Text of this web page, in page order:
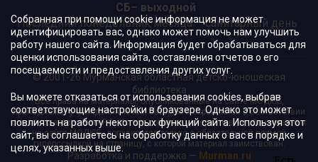
СБ– выходной
Последний понедельник месяца – санитарный день
© 2001-26 Мурманская областная детско-юношеская
библиотека
Все права на материалы, опубликованные на сайте МОДЮБ,
принадлежат учреждению и/или авторам и охраняются в соответствии
с законодательством РФ. Использование материалов, опубликованных
на сайте МОДЮБ, допускается только с обязательной прямой
гиперссылкой на страницу, с которой материал заимствован.
Разработка и поддержка — Murman.ru
Собранная при помощи cookie информация не может
идентифицировать вас, однако может помочь нам улучшить
работу нашего сайта. Информация будет обрабатываться для
оценки использования сайта, составления отчетов о его
посещаемости и предоставления других услуг.
Вы можете отказаться от использования cookies, выбрав
соответствующие настройки в браузере. Однако это может
повлиять на работу некоторых функций сайта. Используя этот
сайт, вы соглашаетесь на обработку данных о вас в порядке и
целях, указанных выше.